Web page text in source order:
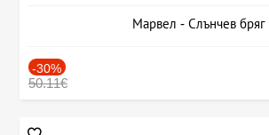
Марвел - Слънчев бряг
-30%
50.11€